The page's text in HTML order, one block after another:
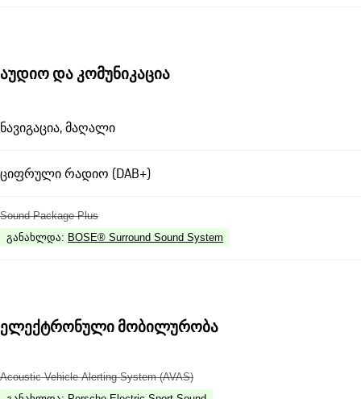
აუდიო და კომუნიკაცია
ნავიგაცია, მაღალი
ციფრული რადიო (DAB+)
Sound Package Plus
განახლდა: BOSE® Surround Sound System
ელექტრონული მობილურობა
Acoustic Vehicle Alerting System (AVAS)